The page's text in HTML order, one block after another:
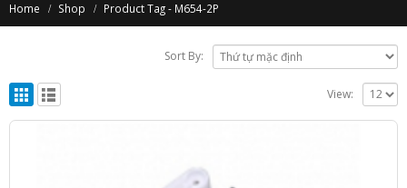
Home Shop Product Tag - M654-2P
Sort By:
View: